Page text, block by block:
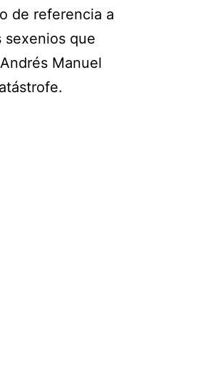
de referencia a
sexenios que
Manuel